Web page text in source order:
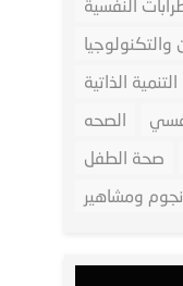
النفسية
والتكنولوجيا
التنمية الذاتية
الصحه
صحة الطفل
نجوم ومشاهير